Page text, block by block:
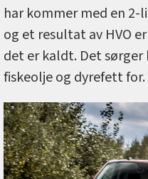
har kommer med en
og et resultat av HVO
det er kaldt. Det
fiskeolje og dyrefett for.